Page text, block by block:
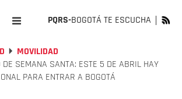
PQRS-BOGOTÁ TE ESCUCHA
MOVILIDAD
DE SEMANA SANTA: ESTE 5 DE ABRIL HAY
PARA ENTRAR A BOGOTÁ